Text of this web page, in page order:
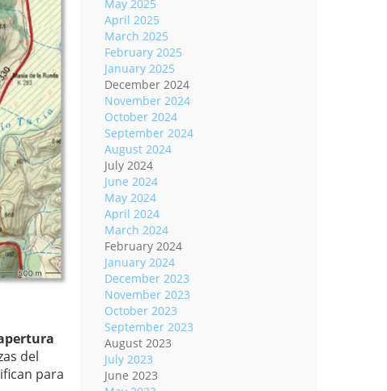
del
para
May 2025
April 2025
March 2025
February 2025
January 2025
December 2024
November 2024
October 2024
September 2024
August 2024
July 2024
June 2024
May 2024
April 2024
March 2024
February 2024
January 2024
December 2023
November 2023
October 2023
September 2023
August 2023
July 2023
June 2023